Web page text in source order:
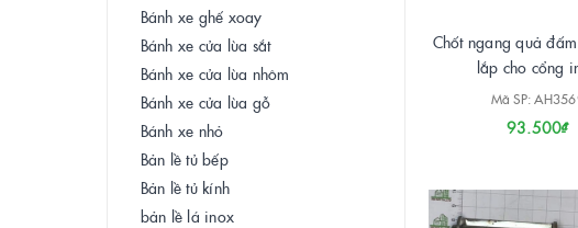
Chốt ngang quả
lắp cho cổng
Mã SP:
93.500₫
Bánh xe ghế xoay
Bánh xe cửa lùa sắt
Bánh xe cửa lùa nhôm
Bánh xe cửa lùa gỗ
Bánh xe nhỏ
Bản lề tủ bếp
Bản lề tủ kính
bản lề lá inox